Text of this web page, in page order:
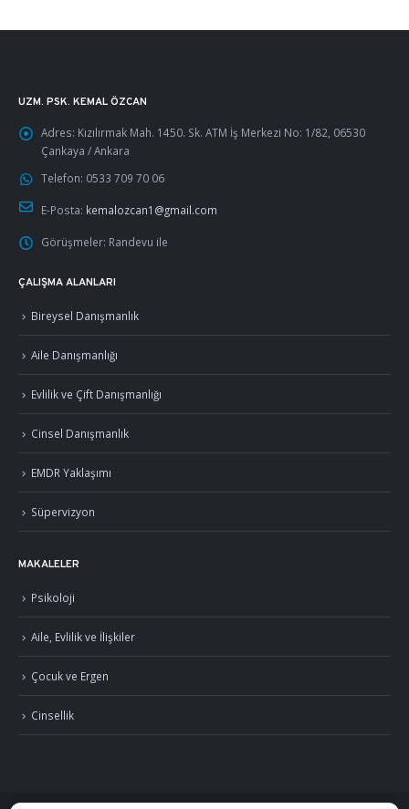
UZM. PSK. KEMAL ÖZCAN
Adres: Kızılırmak Mah. 1450. Sk. ATM İş Merkezi No: 1/82, 06530
Çankaya / Ankara
Telefon: 0533 709 70 06
E-Posta: kemalozcan1@gmail.com
Görüşmeler: Randevu ile
ÇALIŞMA ALANLARI
Bireysel Danışmanlık
Aile Danışmanlığı
Evlilik ve Çift Danışmanlığı
Cinsel Danışmanlık
EMDR Yaklaşımı
Süpervizyon
MAKALELER
Psikoloji
Aile, Evlilik ve İlişkiler
Çocuk ve Ergen
Cinsellik